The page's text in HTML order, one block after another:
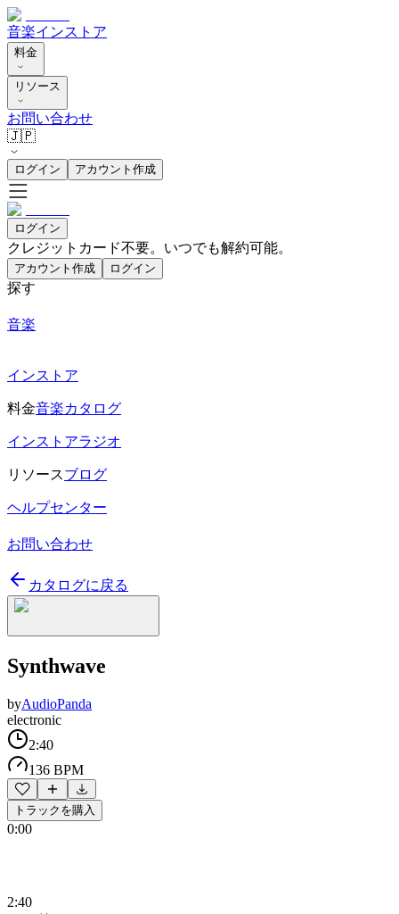
音楽インストア
料金
リソース
お問い合わせ
🇯🇵
ログイン アカウント作成
ログイン
クレジットカード不要。いつでも解約可能。
アカウント作成 ログイン
探す
音楽
インストア
料金音楽カタログ
インストアラジオ
リソースブログ
ヘルプセンター
お問い合わせ
カタログに戻る
Synthwave
byAudioPanda
electronic
2:40
136 BPM
トラックを購入
0:00
2:40